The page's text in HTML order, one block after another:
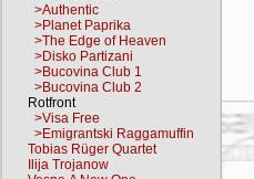
>Authentic
>Planet Paprika
>The Edge of Heaven
>Disko Partizani
>Bucovina Club 1
>Bucovina Club 2
Rotfront
>Visa Free
>Emigrantski Raggamuffin
Tobias Rüger Quartet
Ilija Trojanow